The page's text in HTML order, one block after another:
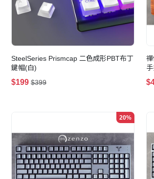
SteelSeries Prismcap 二色成形PBT布丁
鍵帽(白)
$199 $399
20%